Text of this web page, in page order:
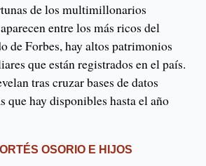
de los multimillonarios
entre los más ricos del
de Forbes, hay altos patrimonios
que están registrados en el país.
tras cruzar bases de datos
que hay disponibles hasta el año
OSORIO E HIJOS